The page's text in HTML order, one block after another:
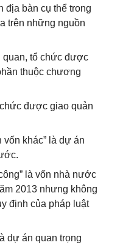
bàn cụ thể trong
trên những nguồn
quan, tổ chức được
thuộc chương
được giao quản
khác” là dự án
là vốn nhà nước
2013 nhưng không
định của pháp luật
dự án quan trọng